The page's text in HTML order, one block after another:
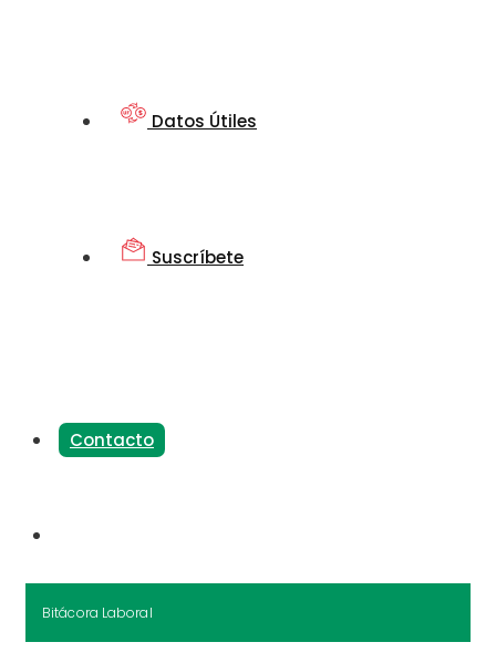
Datos Útiles
Suscríbete
Contacto
Bitácora Laboral